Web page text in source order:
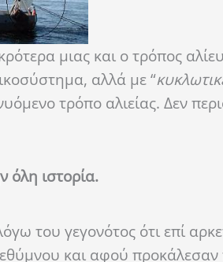
μιας και ο τρόπος
αλλά με “
τρόπο αλιείας. Δεν
όλη ιστορία.
του γεγονότος ότι επί
και αφού